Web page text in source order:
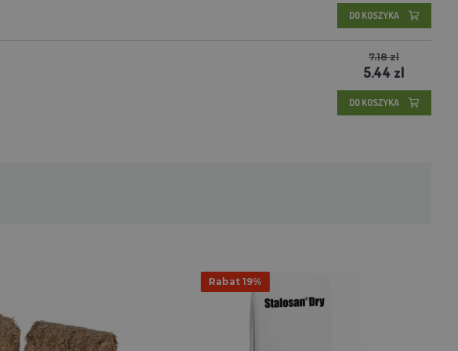
DO KOSZYKA
7.18 zl
5.44 zl
DO KOSZYKA
Rabat 19%